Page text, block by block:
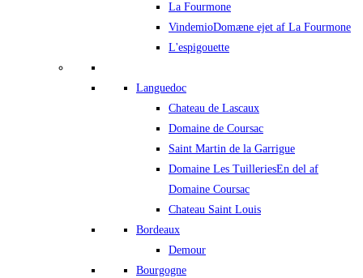
La Fourmone
VindemioDomæne ejet af La Fourmone
L'espigouette
Languedoc
Chateau de Lascaux
Domaine de Coursac
Saint Martin de la Garrigue
Domaine Les TuilleriesEn del af
Domaine Coursac
Chateau Saint Louis
Bordeaux
Demour
Bourgogne